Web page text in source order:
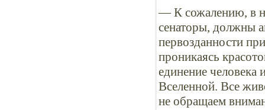
— К сожалению, в
сенаторы, должны
первозданности
проникаясь
единение
Вселенной. Все
не обращаем